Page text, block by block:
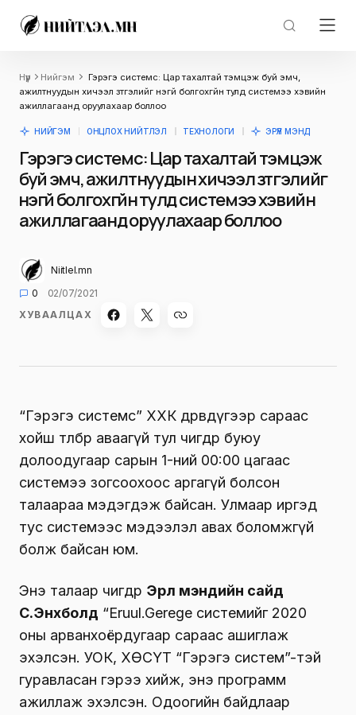
Нүүр Нийгэм
Гэрэгэ системс: Цар тахалтай тэмцэж буй эмч,
ажилтнуудын хичээл зүтгэлийг үнэгүй болгохгүйн тулд системээ хэвийн
ажиллагаанд оруулахаар боллоо
НИЙГЭМ ОНЦЛОХ НИЙТЛЭЛ ТЕХНОЛОГИ ЭРҮҮЛ МЭНД
Гэрэгэ системс: Цар тахалтай тэмцэж
буй эмч, ажилтнуудын хичээл зүтгэлийг
үнэгүй болгохгүйн тулд системээ хэвийн
ажиллагаанд оруулахаар боллоо
Niitlel.mn
0
02/07/2021
ХУВААЛЦАХ
“Гэрэгэ системс” ХХК дөрөвдүгээр сараас
хойш төлбөрөө аваагүй тул өчигдөр буюу
долоодугаар сарын 1-ний 00:00 цагаас
системээ зогсоохоос аргагүй болсон
талаараа мэдэгдэж байсан. Улмаар иргэд
тус системээс мэдээлэл авах боломжгүй
болж байсан юм.
Энэ талаар өчигдөр Эрүүл мэндийн сайд
С.Энхболд “Eruul.Gerege системийг 2020
оны арванхоёрдугаар сараас ашиглаж
эхэлсэн. УОК, ХӨСҮТ “Гэрэгэ систем”-тэй
гуравласан гэрээ хийж, энэ программ
ажиллаж эхэлсэн. Одоогийн байдлаар